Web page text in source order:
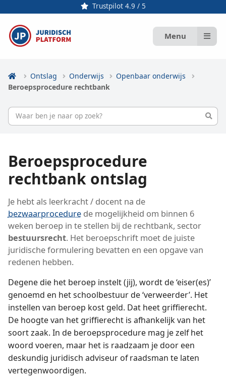
Trustpilot 4.9 / 5
Menu
Ontslag Onderwijs
Openbaar onderwijs
Beroepsprocedure rechtbank
Beroepsprocedure
rechtbank ontslag
Je hebt als leerkracht / docent na de
bezwaarprocedurede mogelijkheid om binnen 6
weken beroep in te stellen bij de rechtbank, sector
bestuursrecht. Het beroepschrift moet de juiste
juridische formulering bevatten en een opgave van
redenen hebben.
Degene die het beroep instelt (jij), wordt de ‘eiser(es)’
genoemd en het schoolbestuur de ‘verweerder’. Het
instellen van beroep kost geld. Dat heet griffierecht.
De hoogte van het griffierecht is afhankelijk van het
soort zaak. In de beroepsprocedure mag je zelf het
woord voeren, maar het is raadzaam je door een
deskundig juridisch adviseur of raadsman te laten
vertegenwoordigen.